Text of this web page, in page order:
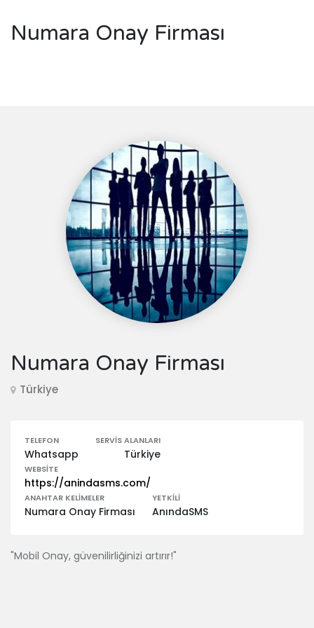
Numara Onay Firması
Numara Onay Firması
Türkiye
TELEFON
Whatsapp
SERVIS ALANLARI
Türkiye
WEBSITE
https://anindasms.com/
ANAHTAR KELIMELER
Numara Onay Firması
YETKILI
AnındaSMS
"Mobil Onay, güvenilirliğinizi artırır!"